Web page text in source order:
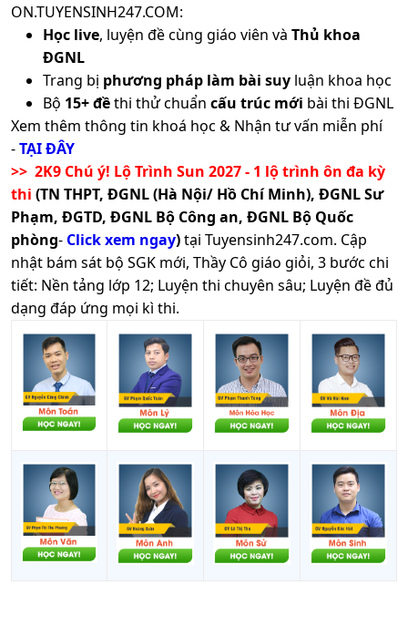
ON.TUYENSINH247.COM:
Học live, luyện đề cùng giáo viên và Thủ khoa
ĐGNL
Trang bị phương pháp làm bài suy luận khoa học
Bộ 15+ đềthi thử chuẩn cấu trúc mới bài thi ĐGNL
Xem thêm thông tin khoá học & Nhận tư vấn miễn phí
-TẠI ĐÂY
>> 2K9 Chú ý! Lộ Trình Sun 2027 - 1 lộ trình ôn đa kỳ
thi (TN THPT, ĐGNL (Hà Nội/ Hồ Chí Minh), ĐGNL Sư
Phạm, ĐGTD, ĐGNL Bộ Công an, ĐGNL Bộ Quốc
phòng- Click xem ngay)tại Tuyensinh247.com. Cập
nhật bám sát bộ SGK mới, Thầy Cô giáo giỏi, 3 bước chi
tiết: Nền tảng lớp 12; Luyện thi chuyên sâu; Luyện đề đủ
dạng đáp ứng mọi kì thi.